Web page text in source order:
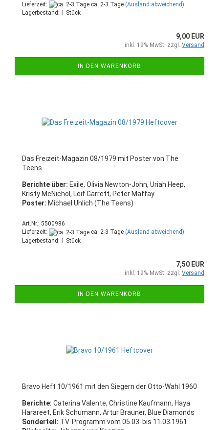
Lieferzeit:
ca. 2-3 Tage (Ausland abweichend)
Lagerbestand: 1 Stück
9,00 EUR
inkl. 19% MwSt. zzgl. Versand
IN DEN WARENKORB
Das Freizeit-Magazin 08/1979 mit Poster von The
Teens
Berichte über: Exile, Olivia Newton-John, Uriah Heep,
Kristy McNichol, Leif Garrett, Peter Maffay
Poster: Michael Uhlich (The Teens)
Art.Nr.: 5500986
Lieferzeit:
ca. 2-3 Tage (Ausland abweichend)
Lagerbestand: 1 Stück
7,50 EUR
inkl. 19% MwSt. zzgl. Versand
IN DEN WARENKORB
Bravo Heft 10/1961 mit den Siegern der Otto-Wahl 1960
Berichte: Caterina Valente, Christine Kaufmann, Haya
Harareet, Erik Schumann, Artur Brauner, Blue Diamonds
Sonderteil: TV-Programm vom 05.03. bis 11.03.1961